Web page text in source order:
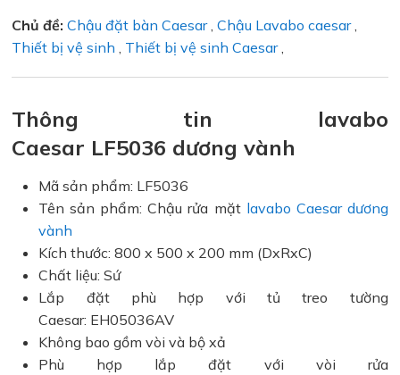
Chủ đề:Chậu đặt bàn Caesar,Chậu Lavabo caesar,
Thiết bị vệ sinh , Thiết bị vệ sinh Caesar,
Thông tin lavabo
Caesar LF5036 dương vành
Mã sản phẩm: LF5036
Tên sản phẩm: Chậu rửa mặt lavabo Caesar dương
vành
Kích thước: 800 x 500 x 200 mm (DxRxC)
Chất liệu: Sứ
Lắp đặt phù hợp với tủ treo tường
Caesar: EH05036AV
Không bao gồm vòi và bộ xả
Phù hợp lắp đặt với vòi rửa